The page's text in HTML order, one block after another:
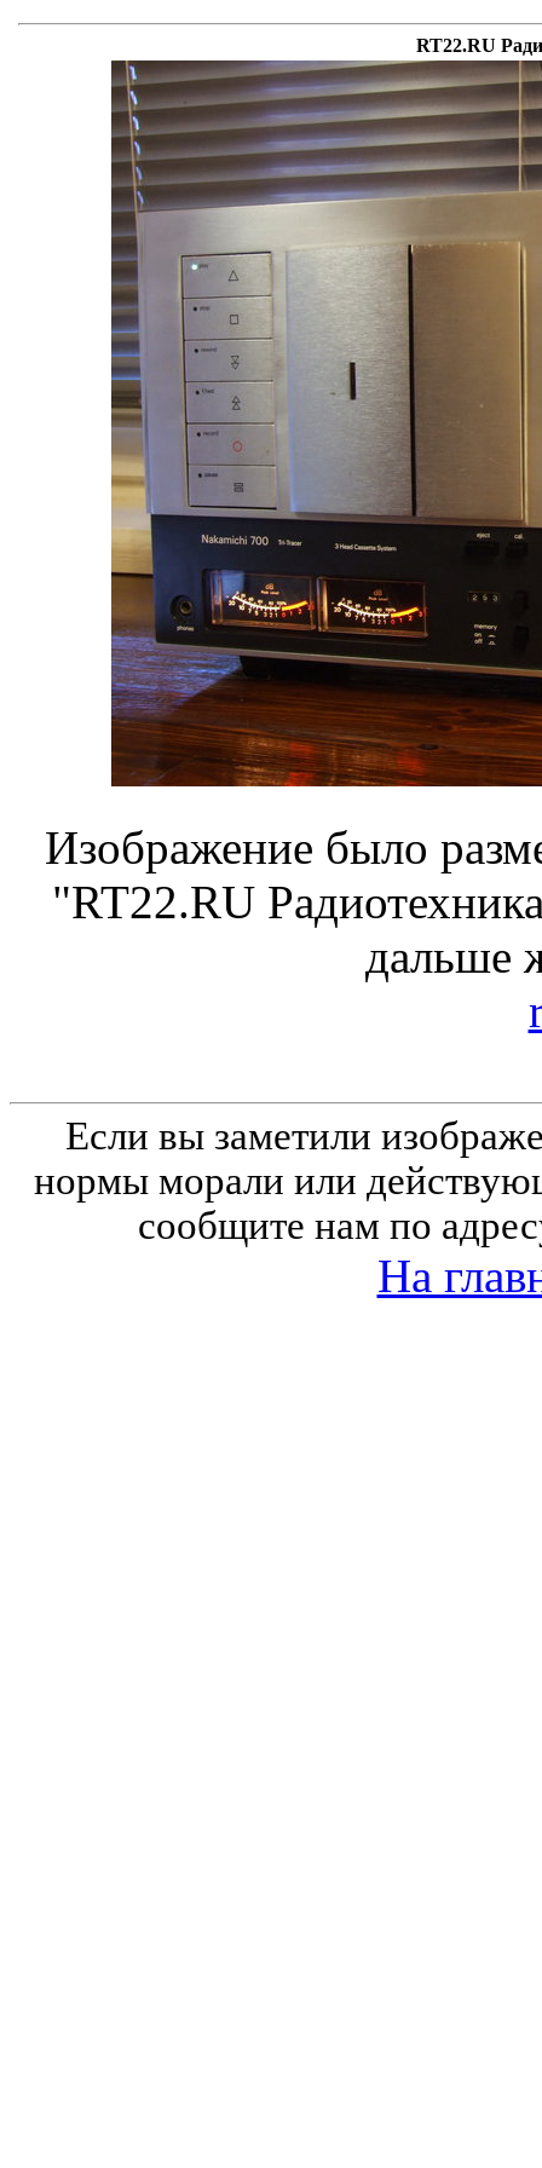
RT22.RU
Изображение было
"RT22.RU
дальше
Если вы заметили
нормы морали или
сообщите нам по
На